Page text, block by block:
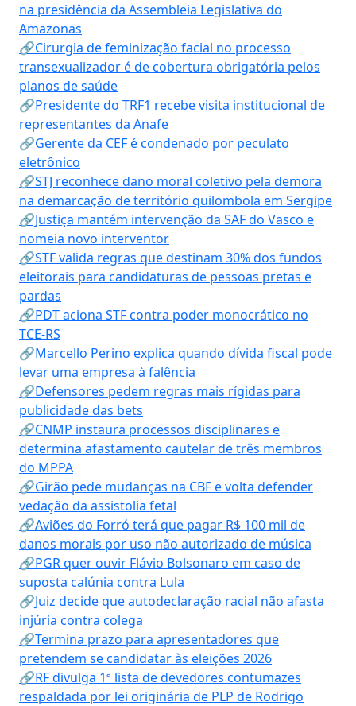
na presidência da Assembleia Legislativa do
Amazonas
🔗Cirurgia de feminização facial no processo
transexualizador é de cobertura obrigatória pelos
planos de saúde
🔗Presidente do TRF1 recebe visita institucional de
representantes da Anafe
🔗Gerente da CEF é condenado por peculato
eletrônico
🔗STJ reconhece dano moral coletivo pela demora
na demarcação de território quilombola em Sergipe
🔗Justiça mantém intervenção da SAF do Vasco e
nomeia novo interventor
🔗STF valida regras que destinam 30% dos fundos
eleitorais para candidaturas de pessoas pretas e
pardas
🔗PDT aciona STF contra poder monocrático no
TCE-RS
🔗Marcello Perino explica quando dívida fiscal pode
levar uma empresa à falência
🔗Defensores pedem regras mais rígidas para
publicidade das bets
🔗CNMP instaura processos disciplinares e
determina afastamento cautelar de três membros
do MPPA
🔗Girão pede mudanças na CBF e volta defender
vedação da assistolia fetal
🔗Aviões do Forró terá que pagar R$ 100 mil de
danos morais por uso não autorizado de música
🔗PGR quer ouvir Flávio Bolsonaro em caso de
suposta calúnia contra Lula
🔗Juiz decide que autodeclaração racial não afasta
injúria contra colega
🔗Termina prazo para apresentadores que
pretendem se candidatar às eleições 2026
🔗RF divulga 1ª lista de devedores contumazes
respaldada por lei originária de PLP de Rodrigo